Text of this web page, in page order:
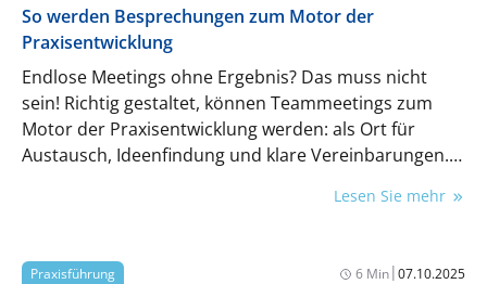
So werden Besprechungen zum Motor der
Praxisentwicklung
Endlose Meetings ohne Ergebnis? Das muss nicht
sein! Richtig gestaltet, können Teammeetings zum
Motor der Praxisentwicklung werden: als Ort für
Austausch, Ideenfindung und klare Vereinbarungen.
aktiver Mitarbeit aller Beteiligten lassen sich Abläufe
und das Team nachhaltig stärken.
Lesen Sie mehr
Praxisführung 6 Min|07.10.2025